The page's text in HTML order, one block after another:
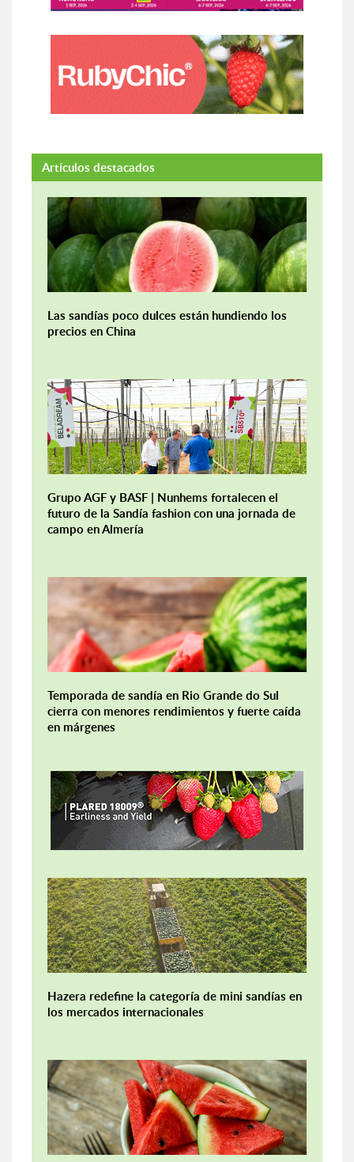
Artículos destacados
Las sandías poco dulces están hundiendo los
precios en China
Grupo AGF y BASF | Nunhems fortalecen el
futuro de la Sandía fashion con una jornada de
campo en Almería
Temporada de sandía en Rio Grande do Sul
cierra con menores rendimientos y fuerte caída
en márgenes
Hazera redefine la categoría de mini sandías en
los mercados internacionales